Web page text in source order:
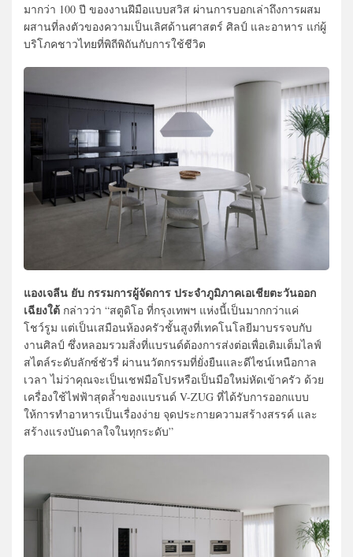
มากว่า 100 ปี ของงานฝีมือแบบสวิส ผ่านการบอกเล่าถึงการผสม
ผสานที่ลงตัวของความเป็นเลิศด้านศาสตร์ ศิลป์ และอาหาร แก่ผู้
บริโภคชาวไทยที่พิถีพิถันกับการใช้ชีวิต
แองเจลีน ยับ กรรมการผู้จัดการ ประจำภูมิภาคเอเชียตะวันออก
เฉียงใต้ กล่าวว่า “สตูดิโอ ที่กรุงเทพฯ แห่งนี้เป็นมากกว่าแค่
โชว์รูม แต่เป็นเสมือนห้องครัวชั้นสูงที่เทคโนโลยีมาบรรจบกับ
งานศิลป์ ซึ่งหลอมรวมสิ่งที่แบรนด์ต้องการส่งต่อเพื่อเติมเต็มไลฟ์
สไตล์ระดับลักซ์ชัวรี่ ผ่านนวัตกรรมที่ยั่งยืนและดีไซน์เหนือกาล
เวลา ไม่ว่าคุณจะเป็นเชฟมือโปรหรือเป็นมือใหม่หัดเข้าครัว ด้วย
เครื่องใช้ไฟฟ้าสุดล้ำของแบรนด์ V-ZUG ที่ได้รับการออกแบบ
ให้การทำอาหารเป็นเรื่องง่าย จุดประกายความสร้างสรรค์ และ
สร้างแรงบันดาลใจในทุกระดับ”